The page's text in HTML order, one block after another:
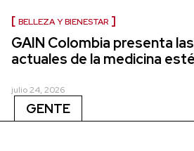
BELLEZA Y BIENESTAR
GAIN Colombia presenta
actuales de la medicina
julio 24, 2026
GENTE